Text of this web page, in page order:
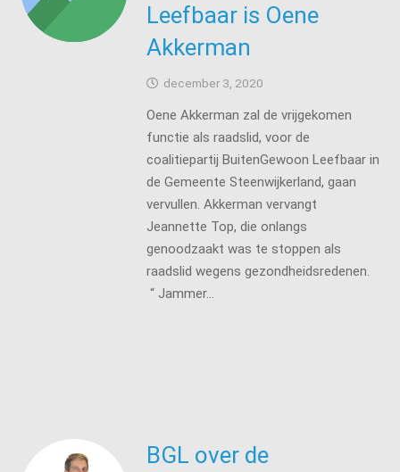
Leefbaar is Oene
Akkerman
december 3, 2020
Oene Akkerman zal de vrijgekomen
functie als raadslid, voor de
coalitiepartij BuitenGewoon Leefbaar in
de Gemeente Steenwijkerland, gaan
vervullen. Akkerman vervangt
Jeannette Top, die onlangs
genoodzaakt was te stoppen als
raadslid wegens gezondheidsredenen.
“ Jammer…
BGL over de